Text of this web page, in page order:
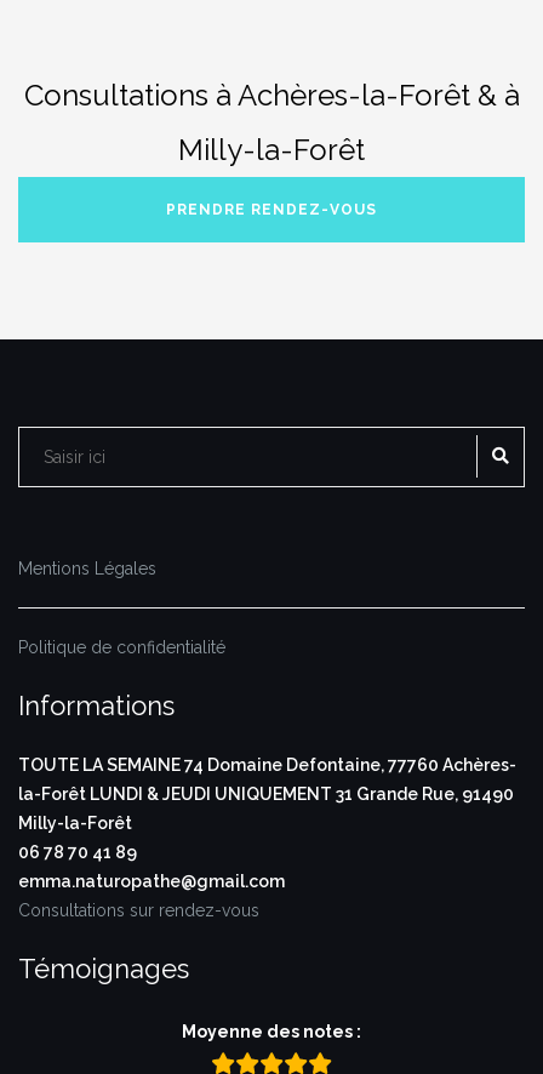
Consultations à Achères-la-Forêt & à
Milly-la-Forêt
PRENDRE RENDEZ-VOUS
Rechercher :
Mentions Légales
Politique de confidentialité
Informations
TOUTE LA SEMAINE74 Domaine Defontaine,77760 Achères-
la-Forêt LUNDI & JEUDI UNIQUEMENT 31 Grande Rue, 91490
Milly-la-Forêt
06 78 70 41 89
emma.naturopathe@gmail.com
Consultations sur rendez-vous
Témoignages
Moyenne des notes :